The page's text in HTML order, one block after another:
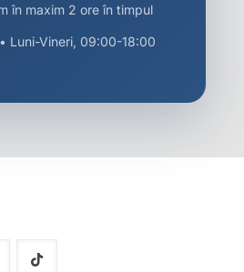
în maxim 2 ore în timpul
Luni-Vineri, 09:00-18:00